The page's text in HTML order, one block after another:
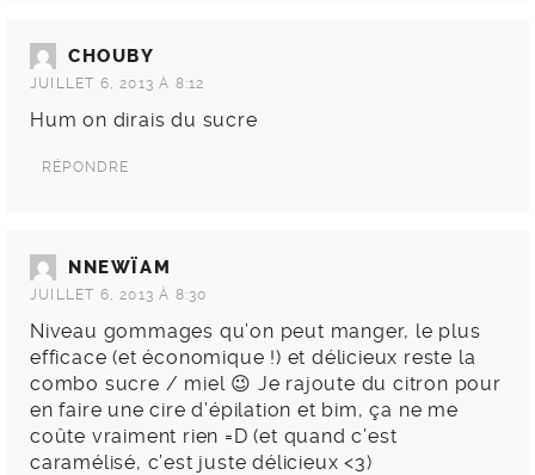
CHOUBY
JUILLET 6, 2013 À 8:12
Hum on dirais du sucre
RÉPONDRE
NNEWÏAM
JUILLET 6, 2013 À 8:30
Niveau gommages qu’on peut manger, le plus
efficace (et économique !) et délicieux reste la
combo sucre / miel 😉 Je rajoute du citron pour
en faire une cire d’épilation et bim, ça ne me
coûte vraiment rien =D (et quand c’est
caramélisé, c’est juste délicieux <3)